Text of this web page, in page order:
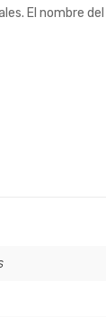
El nombre del